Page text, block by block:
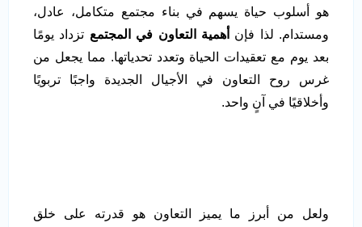
هو أسلوب حياة يسهم في بناء مجتمع متكامل، عادل،
ومستدام. لذا فإن
أهمية التعاون في المجتمع تزداد يومًا
بعد يوم مع تعقيدات الحياة وتعدد تحدياتها. مما يجعل من
غرس روح التعاون في الأجيال الجديدة واجبًا تربويًا
وأخلاقيًا في آنٍ واحد.
ولعل من أبرز ما يميز التعاون هو قدرته على خلق